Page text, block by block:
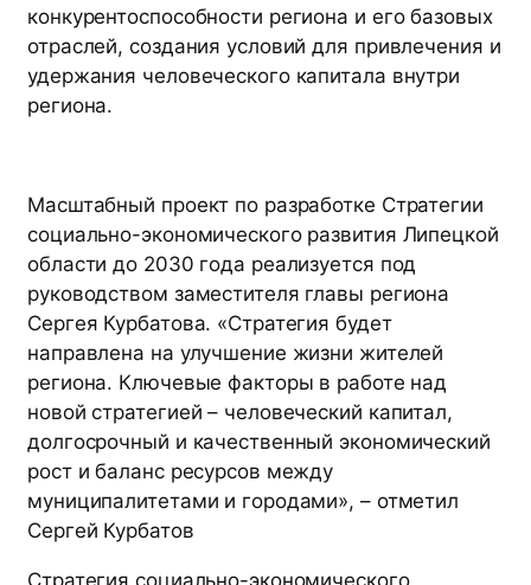
конкурентоспособности региона и его базовых
отраслей, создания условий для привлечения и
удержания человеческого капитала внутри
региона.
Масштабный проект по разработке Стратегии
социально-экономического развития Липецкой
области до 2030 года реализуется под
руководством заместителя главы региона
Сергея Курбатова. «Стратегия будет
направлена на улучшение жизни жителей
региона. Ключевые факторы в работе над
новой стратегией – человеческий капитал,
долгосрочный и качественный экономический
рост и баланс ресурсов между
муниципалитетами и городами», – отметил
Сергей Курбатов
Стратегия социально-экономического